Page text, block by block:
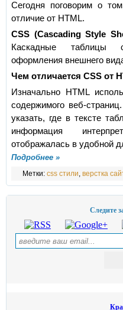
Сегодня поговорим о
отличие от HTML.
CSS (Cascading Style
Каскадные таблицы
оформления внешнего
Чем отличается CSS от
Изначально HTML
содержимого веб-
указать, где в тексте
информация
отображалась в удобной
Подробнее »
Метки: css стили, верстка
Следите